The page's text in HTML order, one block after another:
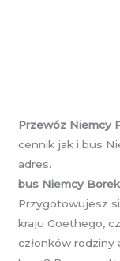
Przewóz Niemcy
cennik jak i bus
adres.
bus Niemcy
Przygotowujesz
kraju Goethego,
członków rodziny